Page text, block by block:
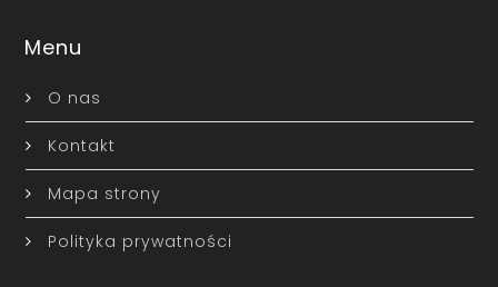
Menu
O nas
Kontakt
Mapa strony
Polityka prywatności